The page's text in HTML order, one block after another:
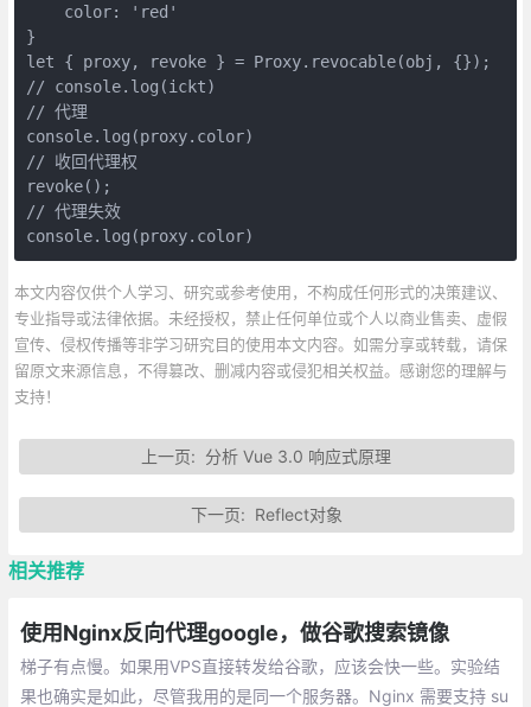
    color: 'red'
}
let { proxy, revoke } = Proxy.revocable(obj, {});
// console.log(ickt)
// 代理
console.log(proxy.color)
// 收回代理权
revoke();
// 代理失效
console.log(proxy.color)
本文内容仅供个人学习、研究或参考使用，不构成任何形式的决策建议、
专业指导或法律依据。未经授权，禁止任何单位或个人以商业售卖、虚假
宣传、侵权传播等非学习研究目的使用本文内容。如需分享或转载，请保
留原文来源信息，不得篡改、删减内容或侵犯相关权益。感谢您的理解与
支持！
上一页: 分析 Vue 3.0 响应式原理
下一页: Reflect对象
相关推荐
使用Nginx反向代理google，做谷歌搜索镜像
梯子有点慢。如果用VPS直接转发给谷歌，应该会快一些。实验结
果也确实是如此，尽管我用的是同一个服务器。Nginx 需要支持 su